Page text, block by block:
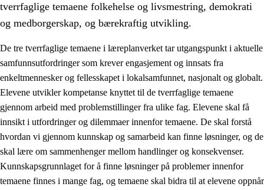
2. Prinsipper for læring, utvikling og danning
Sosial læring og utvikling
2.2 Kompetanse i fagene
Grunnleggende ferdigheter
2.4 Å lære å lære
Tverrfaglige temaer
tverrfaglige temaene folkehelse og livsmestring, demokrati
og medborgerskap, og bærekraftig utvikling.
De tre tverrfaglige temaene i læreplanverket tar utgangspunkt i aktuelle
samfunnsutfordringer som krever engasjement og innsats fra
enkeltmennesker og fellesskapet i lokalsamfunnet, nasjonalt og globalt.
Elevene utvikler kompetanse knyttet til de tverrfaglige temaene
gjennom arbeid med problemstillinger fra ulike fag. Elevene skal få
innsikt i utfordringer og dilemmaer innenfor temaene. De skal forstå
hvordan vi gjennom kunnskap og samarbeid kan finne løsninger, og de
skal lære om sammenhenger mellom handlinger og konsekvenser.
Kunnskapsgrunnlaget for å finne løsninger på problemer innenfor
temaene finnes i mange fag, og temaene skal bidra til at elevene oppnår